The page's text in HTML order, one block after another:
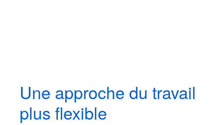
Une approche du travail
plus flexible